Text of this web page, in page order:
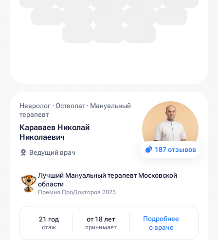
187 отзывов
Невролог · Остеопат · Мануальный
терапевт
Караваев Николай
Николаевич
Ведущий врач
Лучший Мануальный терапевт Московской
области
Премия ПроДокторов 2025
21 год
стаж
от 18 лет
принимает
Подробнее
о враче